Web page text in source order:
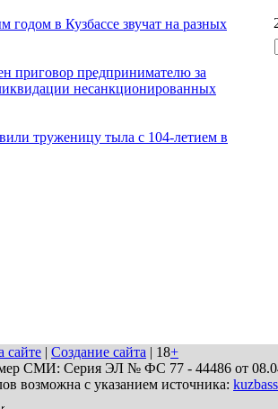
годом в Кузбассе звучат на разных
приговор предпринимателю за
несанкционированных
труженицу тыла с 104-летием в
сайте | Создание сайта | 18+
СМИ: Серия ЭЛ № ФС 77 - 44486 от
возможна с указанием источника: